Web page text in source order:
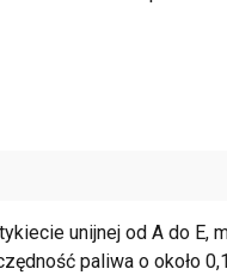
unijnej od A do E,
paliwa o około